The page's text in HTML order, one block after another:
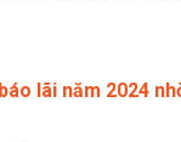
lãi năm 2024